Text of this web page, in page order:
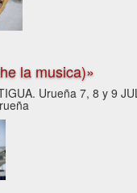
la musica)»
Urueña 7, 8 y 9